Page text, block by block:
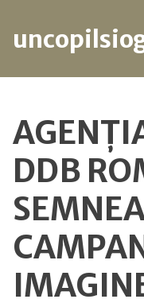
content
DDB